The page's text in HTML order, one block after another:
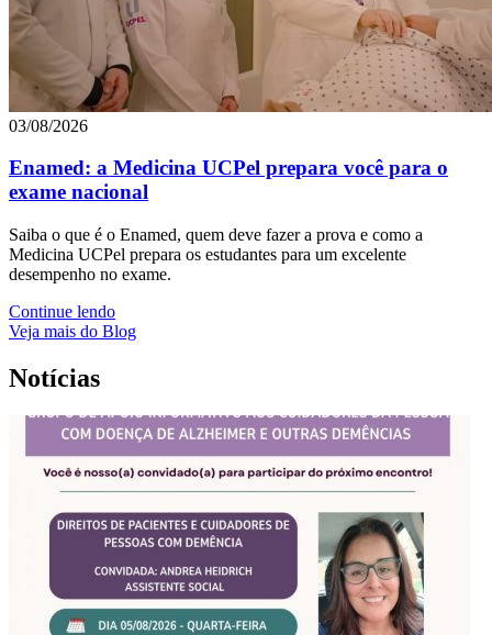
03/08/2026
Enamed: a Medicina UCPel prepara você para o
exame nacional
Saiba o que é o Enamed, quem deve fazer a prova e como a
Medicina UCPel prepara os estudantes para um excelente
desempenho no exame.
Continue lendo
Veja mais do Blog
Notícias